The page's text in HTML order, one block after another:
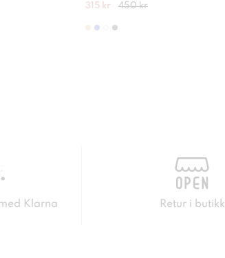
315 kr 450 kr
Klarna Retur i butikk